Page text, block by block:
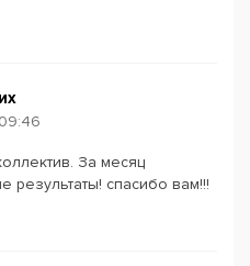
За месяц
результаты! спасибо вам!!!